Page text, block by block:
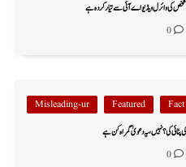
کی وائرل ویڈیو اے آئی سے تیار کردہ ہے
0
Featured
Misleading-ur
کی؟ نہیں، یہ دعویٰ گمراہ کن ہے
0